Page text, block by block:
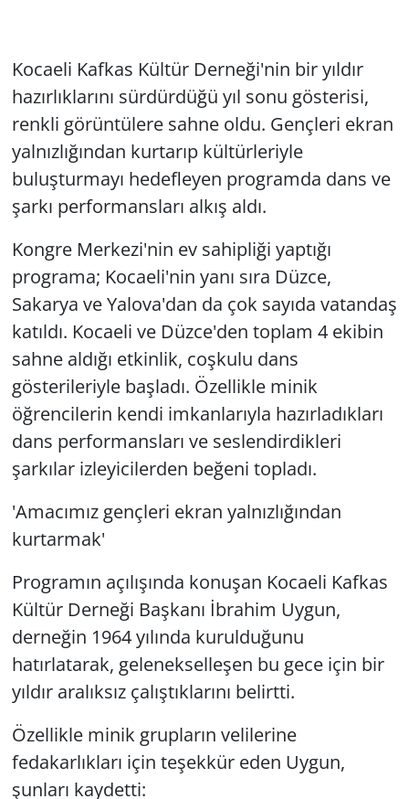
Kocaeli Kafkas Kültür Derneği'nin bir yıldır
hazırlıklarını sürdürdüğü yıl sonu gösterisi,
renkli görüntülere sahne oldu. Gençleri ekran
yalnızlığından kurtarıp kültürleriyle
buluşturmayı hedefleyen programda dans ve
şarkı performansları alkış aldı.
Kongre Merkezi'nin ev sahipliği yaptığı
programa; Kocaeli'nin yanı sıra Düzce,
Sakarya ve Yalova'dan da çok sayıda vatandaş
katıldı. Kocaeli ve Düzce'den toplam 4 ekibin
sahne aldığı etkinlik, coşkulu dans
gösterileriyle başladı. Özellikle minik
öğrencilerin kendi imkanlarıyla hazırladıkları
dans performansları ve seslendirdikleri
şarkılar izleyicilerden beğeni topladı.
'Amacımız gençleri ekran yalnızlığından
kurtarmak'
Programın açılışında konuşan Kocaeli Kafkas
Kültür Derneği Başkanı İbrahim Uygun,
derneğin 1964 yılında kurulduğunu
hatırlatarak, gelenekselleşen bu gece için bir
yıldır aralıksız çalıştıklarını belirtti.
Özellikle minik grupların velilerine
fedakarlıkları için teşekkür eden Uygun,
şunları kaydetti: